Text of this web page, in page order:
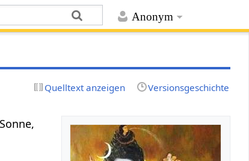
Anonym
Quelltext anzeigen Versionsgeschichte